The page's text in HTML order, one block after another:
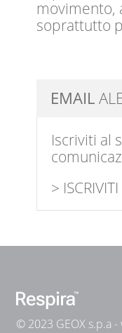
movimento,
soprattutto
EMAIL
Iscriviti al
> ISCRIVITI
© 2023 GEOX s.p.a -